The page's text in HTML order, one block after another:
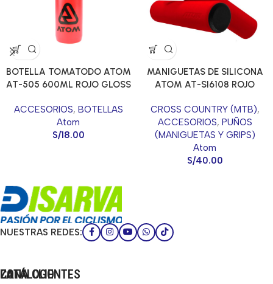
BOTELLA TOMATODO ATOM
AT-505 600ML ROJO GLOSS
ACCESORIOS, BOTELLAS
Atom
S/18.00
MANIGUETAS DE SILICONA
ATOM AT-SI6108 ROJO
CROSS COUNTRY (MTB),
ACCESORIOS, PUÑOS
(MANIGUETAS Y GRIPS)
Atom
S/40.00
NUESTRAS REDES:
CATÁLOGO
LA
ZONA CLIENTES